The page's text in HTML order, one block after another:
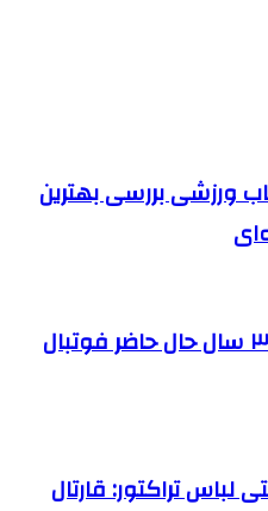
ورزشی بررسی بهترین
با ۱۵ بازیکن برتر بالای ۳۵ سال حال حاضر فوتبال
لباس تراکتور: قارتال